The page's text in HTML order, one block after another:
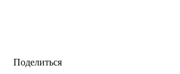
Поделиться